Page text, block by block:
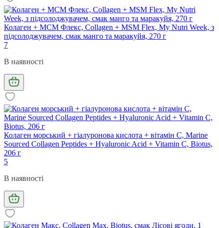
Колаген + МСМ Флекс, Collagen + MSM Flex, My Nutri Week, з
підсолоджувачем, смак манго та маракуйя, 270 г
7
В наявності
Колаген морський + гіалуронова кислота + вітамін C, Marine
Sourced Collagen Peptides + Hyaluronic Acid + Vitamin C, Biotus,
206 г
5
В наявності